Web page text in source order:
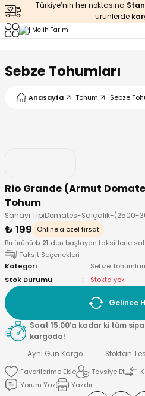
Türkiye’nin her noktasına
ürünlerde
Sebze Tohumları
Anasayfa Tohum Sebze
Rio Grande (Armut
Tohum
Sanayi TipiDomates-Salçalık-(2500-
₺ 199 Online'a özel fırsat
Bu ürünü ₺ 21 den başlayan taksitlerle
Taksit Seçenekleri
Kategori
Sebze Tohumları
Stok Durumu
Stokta yok
Gelince
Saat 15:00’a kadar ki tüm
kargoda!
Aynı Gün Kargo
Stoktan
Tavsiye Et
Yorum Yaz
Yazdır
Geri Dön
Geri Dön
Geri Dön
Geri Dön
Ürünleri
Geri Dön